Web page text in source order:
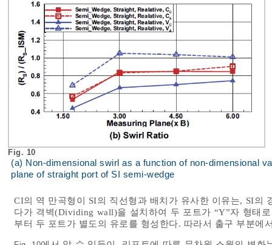
Fig. 10
(a) Non-dimensional swirl as a function of non-dimensional
plane of straight port of SI semi-wedge
CI의 역 만곡형이 SI의 직선형과 배치가 유사한 이유는, SI의
다가 격벽(Dividing wall)을 설치하여 두 포트가 “Y”자 형태
부터 두 포트가 별도의 유로를 형성한다. 따라서 출구 부분에